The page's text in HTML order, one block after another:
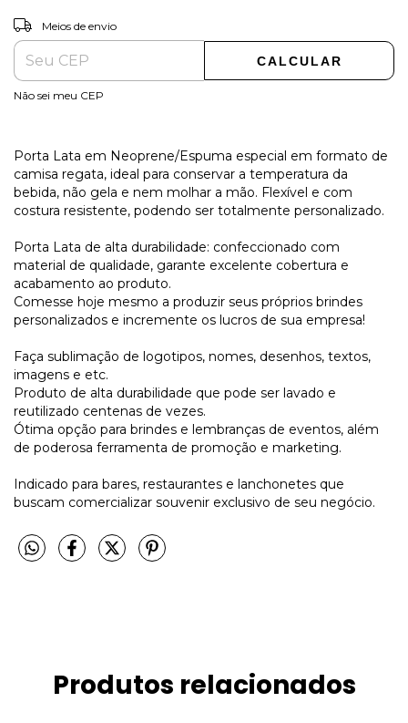
Entregas para o CEP:
Meios de envio
CALCULAR
Não sei meu CEP
Porta Lata em Neoprene/Espuma especial em formato de
camisa regata, ideal para conservar a temperatura da
bebida, não gela e nem molhar a mão. Flexível e com
costura resistente, podendo ser totalmente personalizado.
Porta Lata de alta durabilidade: confeccionado com
material de qualidade, garante excelente cobertura e
acabamento ao produto.
Comesse hoje mesmo a produzir seus próprios brindes
personalizados e incremente os lucros de sua empresa!
Faça sublimação de logotipos, nomes, desenhos, textos,
imagens e etc.
Produto de alta durabilidade que pode ser lavado e
reutilizado centenas de vezes.
Ótima opção para brindes e lembranças de eventos, além
de poderosa ferramenta de promoção e marketing.
Indicado para bares, restaurantes e lanchonetes que
buscam comercializar souvenir exclusivo de seu negócio.
Produtos relacionados